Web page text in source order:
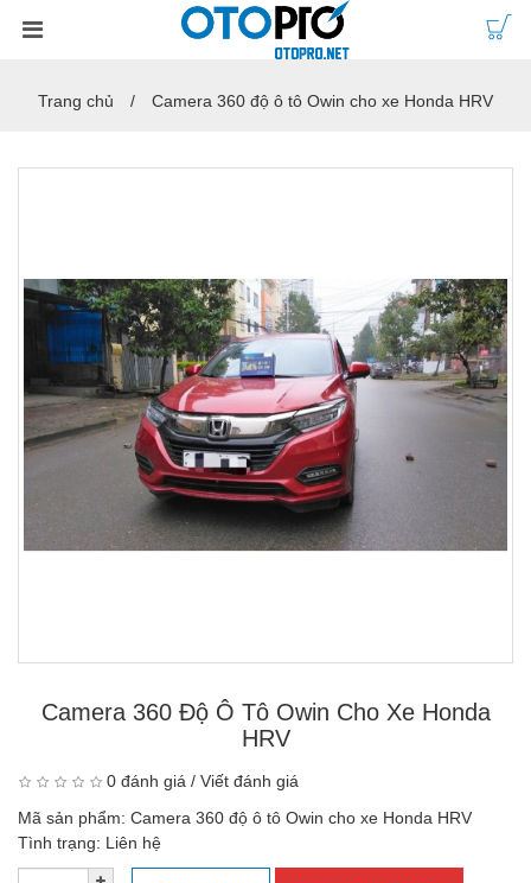
Trang chủ Camera 360 độ ô tô Owin cho xe Honda HRV
Camera 360 Độ Ô Tô Owin Cho Xe Honda
HRV
0 đánh giá / Viết đánh giá
Mã sản phẩm: Camera 360 độ ô tô Owin cho xe Honda HRV
Tình trạng: Liên hệ